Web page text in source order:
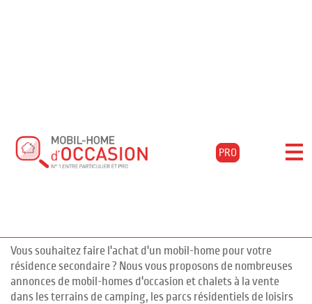
PRO
Mobil-homes d'occasion à ORIST,
Vous souhaitez faire l'achat d'un mobil-home pour votre
résidence secondaire ? Nous vous proposons de nombreuses
annonces de mobil-homes d'occasion et chalets à la vente
dans les terrains de camping, les parcs résidentiels de loisirs